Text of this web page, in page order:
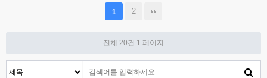
1 2
전체 20건 1 페이지